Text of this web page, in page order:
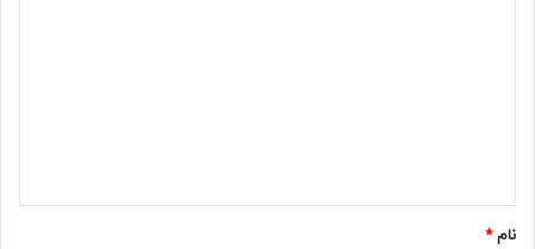
نام*